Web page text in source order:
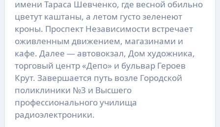
имени Тараса Шевченко, где весной обильно
цветут каштаны, а летом густо зеленеют
кроны. Проспект Независимости встречает
оживленным движением, магазинами и
кафе. Далее — автовокзал, Дом художника,
торговый центр «Депо» и бульвар Героев
Крут. Завершается путь возле Городской
поликлиники №3 и Высшего
профессионального училища
радиоэлектроники.